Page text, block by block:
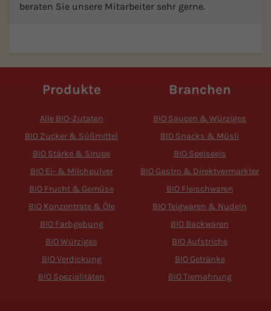
beraten Sie unsere Mitarbeiter sehr gerne.
Produkte
Alle BIO-Zutaten
BIO Zucker & Süßmittel
BIO Stärke & Sirupe
BIO Ei- & Milchpulver
BIO Frucht & Gemüse
BIO Konzentrate & Öle
BIO Farbgebung
BIO Würziges
BIO Verdickung
BIO Spezialitäten
Branchen
BIO Saucen & Würziges
BIO Snacks & Müsli
BIO Speiseeis
BIO Gastro & Direktvermarkter
BIO Fleischwaren
BIO Teigwaren & Nudeln
BIO Backwaren
BIO Aufstriche
BIO Getränke
BIO Tiernahrung